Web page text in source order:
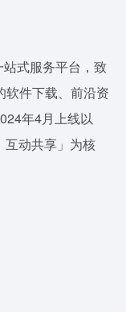
式服务平台，致
软件下载、前沿资
年4月上线以
互动共享」为核